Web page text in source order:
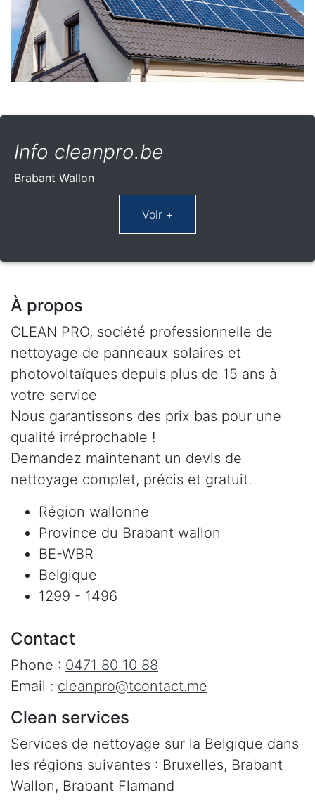
Info cleanpro.be
Brabant Wallon
À propos
CLEAN PRO, société professionnelle de
nettoyage de panneaux solaires et
photovoltaïques depuis plus de 15 ans à
votre service
Nous garantissons des prix bas pour une
qualité irréprochable !
Demandez maintenant un devis de
nettoyage complet, précis et gratuit.
Région wallonne
Province du Brabant wallon
BE-WBR
Belgique
1299 - 1496
Contact
Phone : 0471 80 10 88
Email : cleanpro@tcontact.me
Clean services
Services de nettoyage sur la Belgique dans
les régions suivantes : Bruxelles, Brabant
Wallon, Brabant Flamand